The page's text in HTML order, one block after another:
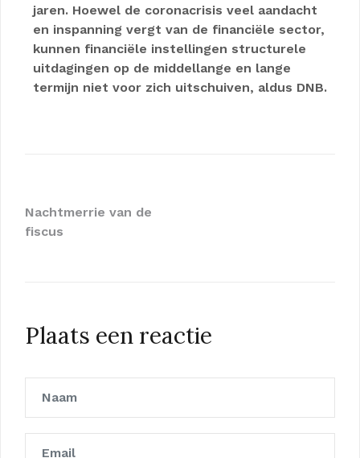
jaren. Hoewel de coronacrisis veel aandacht
en inspanning vergt van de financiële sector,
kunnen financiële instellingen structurele
uitdagingen op de middellange en lange
termijn niet voor zich uitschuiven, aldus DNB.
Nachtmerrie van de
fiscus
Plaats een reactie